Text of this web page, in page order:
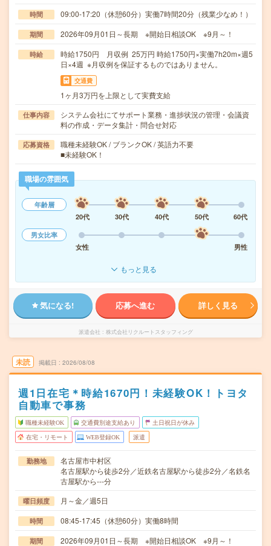
時間 09:00-17:20（休憩60分）実働7時間20分（残業少なめ！）
期間 2026年09月01日～長期 ※開始日相談OK ※9月～！
時給
時給1750円 月収例 25万円 時給1750円×実働7h20m×週5
日×4週 ※月収例を保証するものではありません。
交通費
1ヶ月3万円を上限として実費支給
仕事内容
システム会社にてサポート業務・進捗状況の管理・会議資
料の作成・データ集計・問合せ対応
応募資格
職種未経験OK / ブランクOK / 英語力不要
■未経験OK！
職場の雰囲気
年齢層
20代
30代 40代 50代
60代
男女比率
女性
男性
もっと見る
気になる! 応募へ進む 詳しく見る
派遣会社 株式会社リクルートスタッフィング
未読 掲載日 2026/08/08
週1日在宅＊時給1670円！未経験OK！トヨタ
自動車で事務
職種未経験OK 交通費別途支給あり 土日祝日が休み
在宅・リモート WEB登録OK 派遣
勤務地
名古屋市中村区
名古屋駅から徒歩2分／近鉄名古屋駅から徒歩2分／名鉄名
古屋駅から---分
曜日頻度 月～金／週5日
時間 08:45-17:45（休憩60分）実働8時間
期間 2026年09月01日～長期 ※開始日相談OK ※9月～！